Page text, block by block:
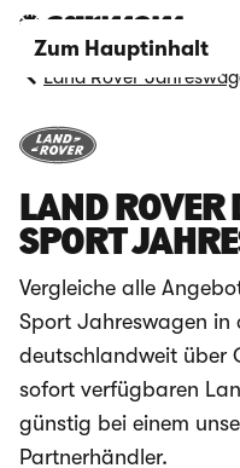
Zum Hauptinhalt
Land Rover
LAND ROVER
SPORT
Vergleiche alle
Sport Jahreswagen in
deutschlandweit über
sofort verfügbaren
günstig bei einem
Partnerhändler.